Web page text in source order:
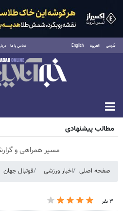
فارسی العربية English تماس با ما
پنجشنبه ۱۵ مرداد ۱۴۰۵
مطالب پیشنهادی
مسیر همراهی و گزارش
صفحه اصلی اخبار ورزشی فوتبال جهان
۳ نفر